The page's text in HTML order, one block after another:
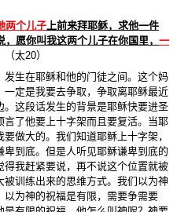
两个儿子上前来拜耶稣，求他一件
愿你叫我这两个儿子在你国里， 一
（太20）
生在耶稣和他的门徒之间。这个妈
定是我要去争取，争取离耶稣最近
这段话发生的背景是耶稣快要进圣
了他要上十字架而且要复活。当耶
做大的。我们知道耶稣上十字架，
到底。但是人听见耶稣谦卑到底的
我赶紧要说，再不说这个位置就被
训练出来的思维方式。我们以为神
以为神的祝福是有限，需要争需要